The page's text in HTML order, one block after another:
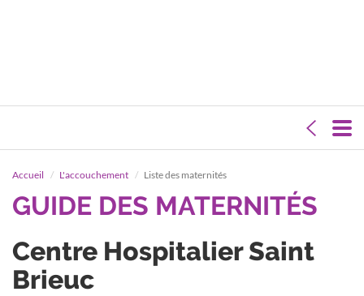
Accueil L'accouchement Liste des maternités
GUIDE DES MATERNITÉS
Centre Hospitalier Saint
Brieuc